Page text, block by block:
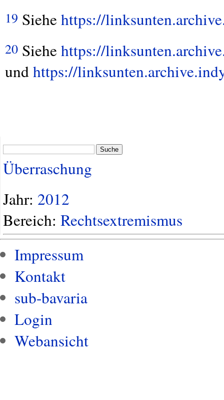
19 Siehe https://
20 Siehe https://
undhttps://
Suche
Überraschung
Jahr: 2012
Bereich: Rechtsextremismus
Impressum
Kontakt
sub-bavaria
Login
Webansicht